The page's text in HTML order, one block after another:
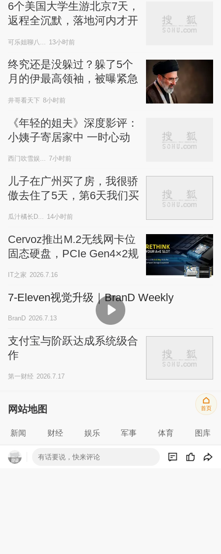
首页
有话要说，快来评论
6个美国大学生游北京7天，
返程全沉默，落地河内才开
可乐姐聊八... 13小时前
终究还是没躲过？躲了5个
月的伊最高领袖，被曝紧急
井哥看天下 8小时前
《年轻的姐夫》深度影评：
小姨子寄居家中 一时心动
西门吹雪娱... 7小时前
儿子在广州买了房，我很骄
傲去住了5天，第6天我们买
瓜汁橘长D... 14小时前
Cervoz推出M.2无线网卡位
固态硬盘，PCIe Gen4×2规
IT之家 2026.7.16
7-Eleven视觉升级｜BranD Weekly
BranD 2026.7.13
支付宝与阶跃达成系统级合
作
第一财经 2026.7.17
网站地图
新闻 财经 娱乐 军事 体育 图库
汽车 小说 历史